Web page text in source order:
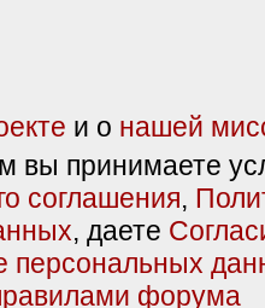
и о нашей
вы принимаете
соглашения,
, даете
персональных
форума